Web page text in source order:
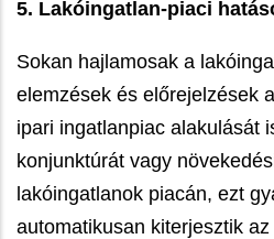
5. Lakóingatlan-piaci
Sokan hajlamosak a
elemzések és előrejelzések
ipari ingatlanpiac alakulását
konjunktúrát vagy
lakóingatlanok piacán, ezt
automatikusan kiterjesztik